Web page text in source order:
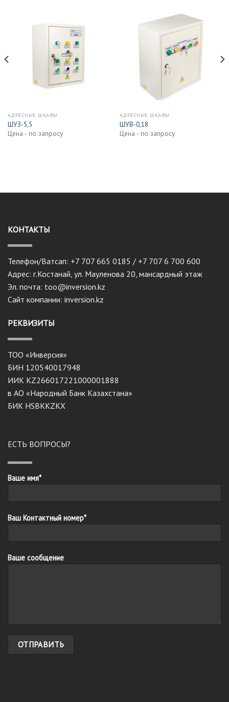
АДРЕСНЫЕ ШКАФЫ
ШУЗ-5,5
Цена - по запросу
АДРЕСНЫЕ ШКАФЫ
ШУВ-0,18
Цена - по запросу
КОНТАКТЫ
Телефон/Ватсап: +7 707 665 0185 / +7 707 6 700 600
Адрес: г.Костанай, ул. Мауленова 20, мансардный этаж
Эл. почта: too@inversion.kz
Сайт компании: inversion.kz
РЕКВИЗИТЫ
ТОО «Инверсия»
БИН 120540017948
ИИК KZ266017221000001888
в АО «Народный Банк Казахстана»
БИК HSBKKZKX
ЕСТЬ ВОПРОСЫ?
Ваше имя*
Ваш Контактный номер*
Ваше сообщение